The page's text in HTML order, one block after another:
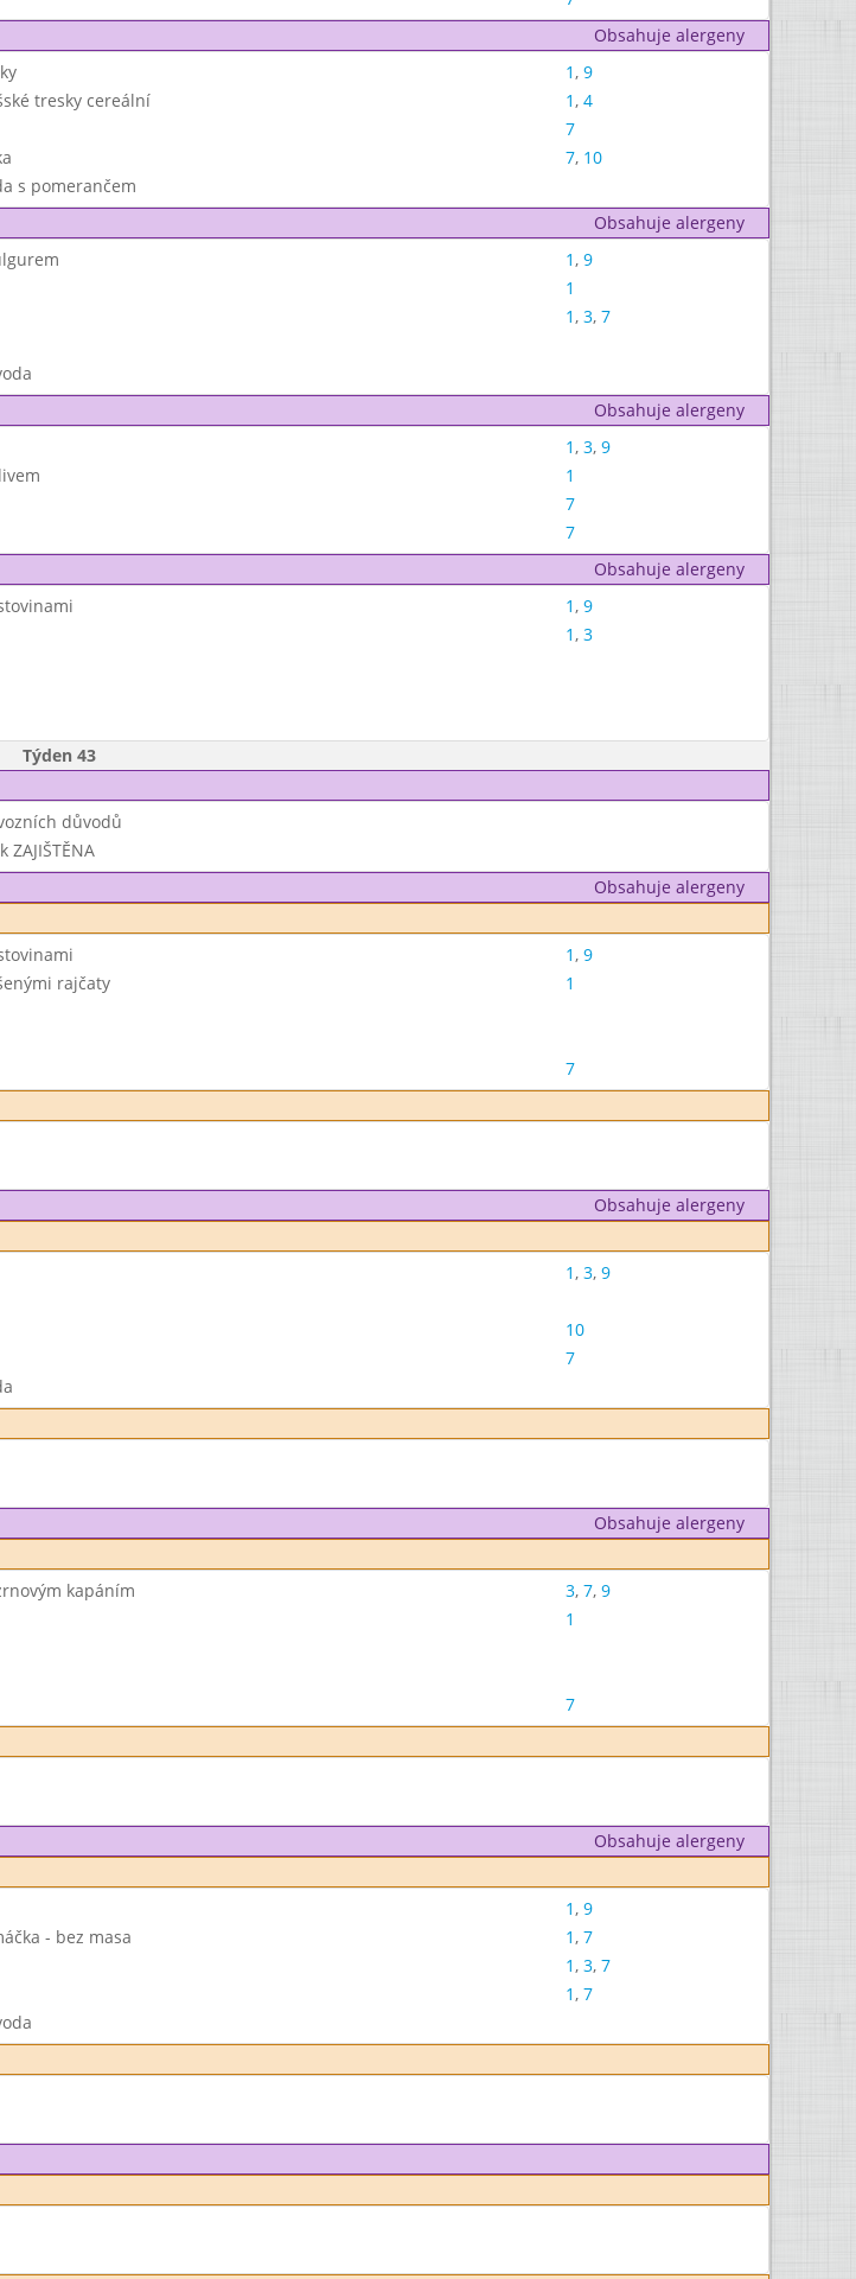
Obsahuje alergeny
1, 9
tresky cereální 1, 4
7
7, 10
s pomerančem
Obsahuje alergeny
1, 9
1
1, 3, 7
Obsahuje alergeny
1, 3, 9
1
7
7
Obsahuje alergeny
1, 9
1, 3
Týden 43
důvodů
ZAJIŠTĚNA
Obsahuje alergeny
1, 9
rajčaty
1
7
Obsahuje alergeny
1, 3, 9
10
7
Obsahuje alergeny
kapáním 3, 7, 9
1
7
Obsahuje alergeny
1, 9
- bez masa 1, 7
1, 3, 7
1, 7